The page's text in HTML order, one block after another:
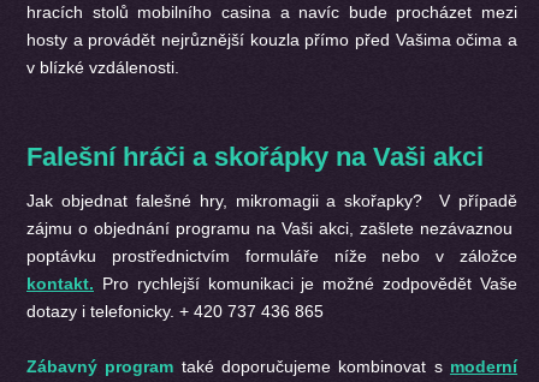
hracích stolů mobilního casina a navíc bude procházet mezi
hosty a provádět nejrůznější kouzla přímo před Vašima očima a
v blízké vzdálenosti.
Falešní hráči a skořápky na Vaši akci
Jak objednat falešné hry, mikromagii a skořapky? V případě
zájmu o objednání programu na Vaši akci, zašlete nezávaznou
poptávku prostřednictvím formuláře níže nebo v záložce
kontakt. Pro rychlejší komunikaci je možné zodpovědět Vaše
dotazy i telefonicky. + 420 737 436 865
Zábavný program také doporučujeme kombinovat s moderní